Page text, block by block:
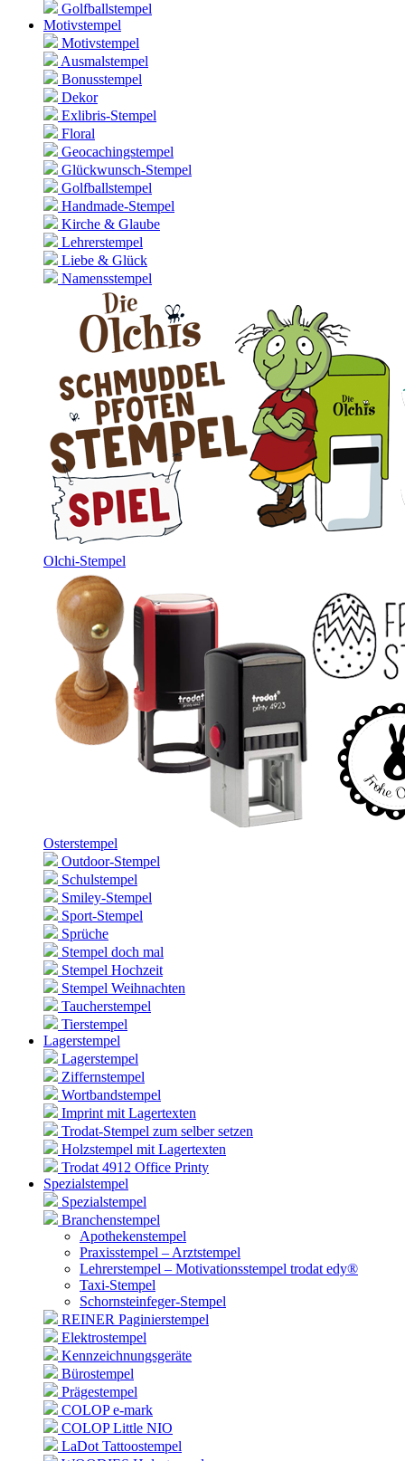
Golfballstempel
Motivstempel
Motivstempel
Ausmalstempel
Bonusstempel
Dekor
Exlibris-Stempel
Floral
Geocachingstempel
Glückwunsch-Stempel
Golfballstempel
Handmade-Stempel
Kirche & Glaube
Lehrerstempel
Liebe & Glück
Namensstempel
Olchi-Stempel
Osterstempel
Outdoor-Stempel
Schulstempel
Smiley-Stempel
Sport-Stempel
Sprüche
Stempel doch mal
Stempel Hochzeit
Stempel Weihnachten
Taucherstempel
Tierstempel
Lagerstempel
Lagerstempel
Ziffernstempel
Wortbandstempel
Imprint mit Lagertexten
Trodat-Stempel zum selber setzen
Holzstempel mit Lagertexten
Trodat 4912 Office Printy
Spezialstempel
Spezialstempel
Branchenstempel
Apothekenstempel
Praxisstempel – Arztstempel
Lehrerstempel – Motivationsstempel trodat edy®
Taxi-Stempel
Schornsteinfeger-Stempel
REINER Paginierstempel
Elektrostempel
Kennzeichnungsgeräte
Bürostempel
Prägestempel
COLOP e-mark
COLOP Little NIO
LaDot Tattoostempel